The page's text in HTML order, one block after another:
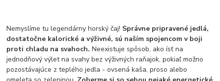
Nemyslíme tu legendárny horský čaj! Správne pripravené jedlá,
dostatočne kalorické a výživné, sú naším spojencom v boji
proti chladu na svahoch.Neexistuje spôsob, ako ísť na
jednodňový výlet na svahy bez výživných raňajok, pokiaľ možno
pozostávajúce z teplého jedla - ovsená kaša, proso alebo